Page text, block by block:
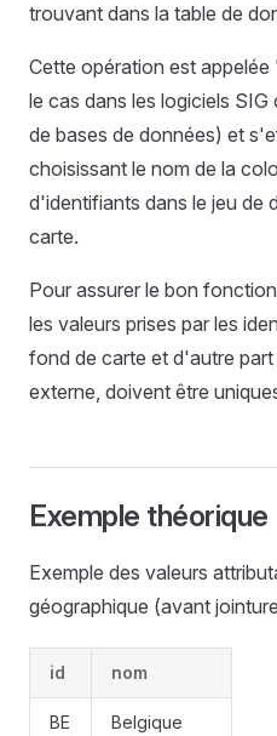
trouvant dans la table de
Cette opération est
le cas dans les logiciels
de bases de données) et
choisissant le nom de la
d'identifiants dans le jeu de
carte.
Pour assurer le bon
les valeurs prises par les
fond de carte et d'autre
externe, doivent être
Exemple théorique
Exemple des valeurs
géographique (avant
id nom
BE Belgique